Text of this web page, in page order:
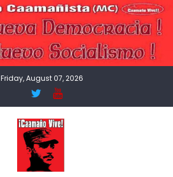
Friday, August 07, 2026